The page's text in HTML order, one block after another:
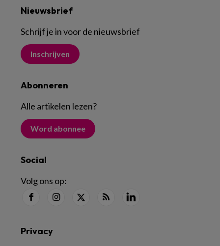
Nieuwsbrief
Schrijf je in voor de nieuwsbrief
Inschrijven
Abonneren
Alle artikelen lezen?
Word abonnee
Social
Volg ons op:
Privacy